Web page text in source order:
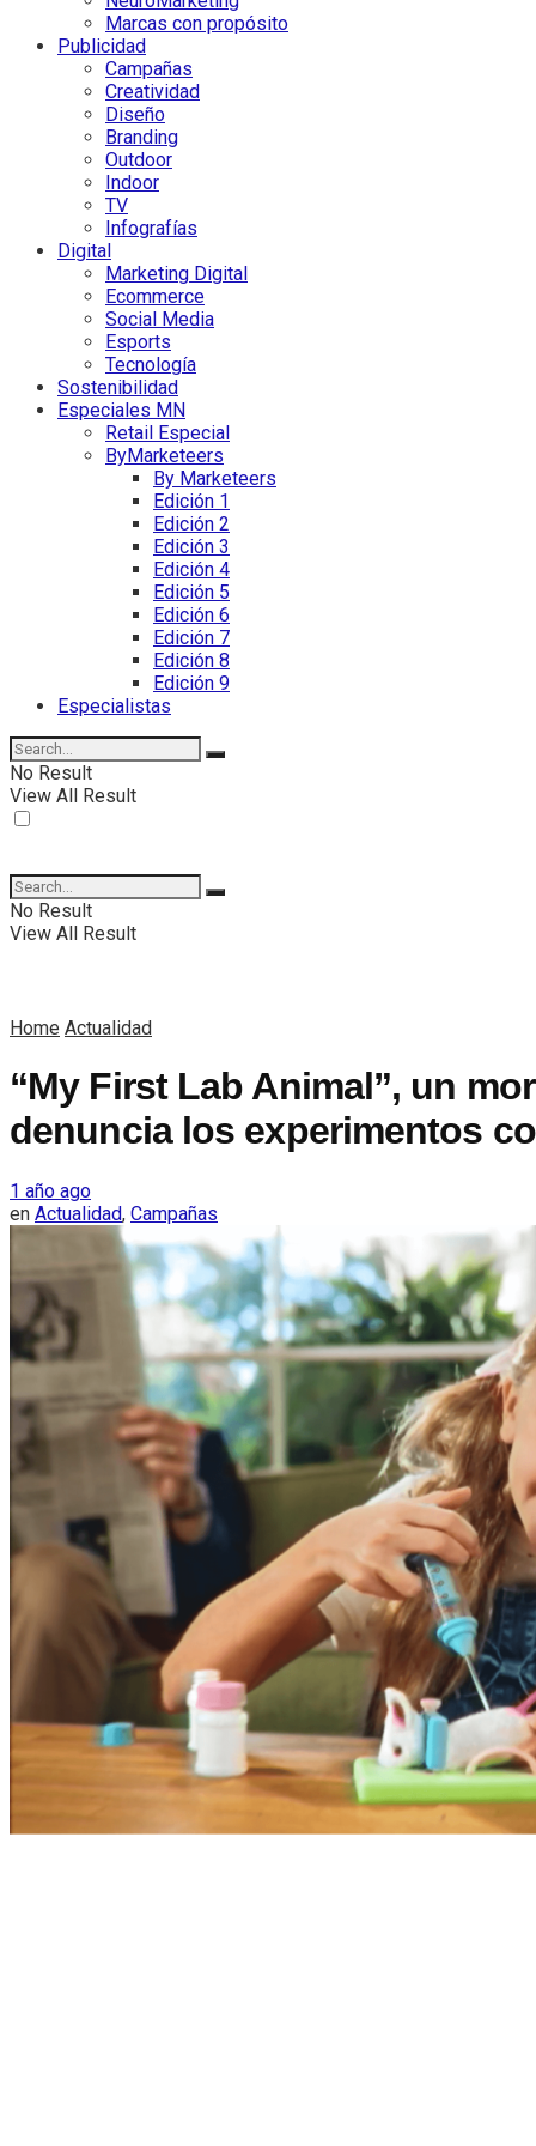
Marcas con propósito
Publicidad
Campañas
Creatividad
Diseño
Branding
Outdoor
Indoor
TV
Infografías
Digital
Marketing Digital
Ecommerce
Social Media
Esports
Tecnología
Sostenibilidad
Especiales MN
Retail Especial
ByMarketeers
By Marketeers
Edición 1
Edición 2
Edición 3
Edición 4
Edición 5
Edición 6
Edición 7
Edición 8
Edición 9
Especialistas
No Result
View All Result
No Result
View All Result
Home Actualidad
“My First Lab Animal”, un
denuncia los experimentos
1 año ago
en Actualidad, Campañas